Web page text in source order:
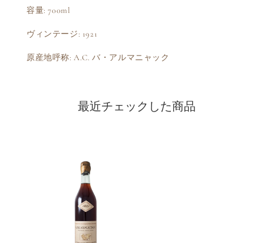
容量: 700ml
ヴィンテージ: 1921
原産地呼称: A.C. バ・アルマニャック
最近チェックした商品